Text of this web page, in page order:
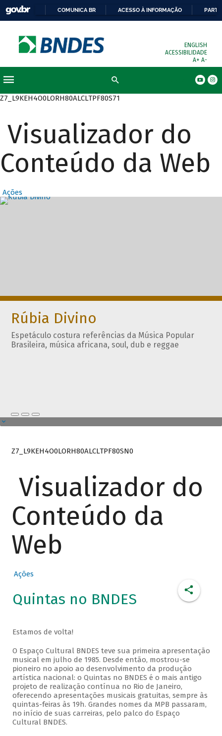
COMUNICA BR ACESSO À INFORMAÇÃO
ENGLISH
ACESSIBILIDADE
A+ A-
Z7_L9KEH4O0LORH80ALCLTPF80S71
Visualizador do
Conteúdo da Web
Ações
Destaques
Rúbia Divino
Espetáculo costura referências da Música Popular
Brasileira, música africana, soul, dub e reggae
Z7_L9KEH4O0LORH80ALCLTPF80SN0
Visualizador do
Conteúdo da
Web
Ações
Quintas no BNDES
Estamos de volta!
O Espaço Cultural BNDES teve sua primeira apresentação
musical em julho de 1985. Desde então, mostrou-se
pioneiro no apoio ao desenvolvimento da produção
artística nacional: o Quintas no BNDES é o mais antigo
projeto de realização contínua no Rio de Janeiro,
oferecendo apresentações musicais gratuitas, sempre às
quintas-feiras às 19h. Grandes nomes da MPB passaram,
no início de suas carreiras, pelo palco do Espaço
Cultural BNDES.